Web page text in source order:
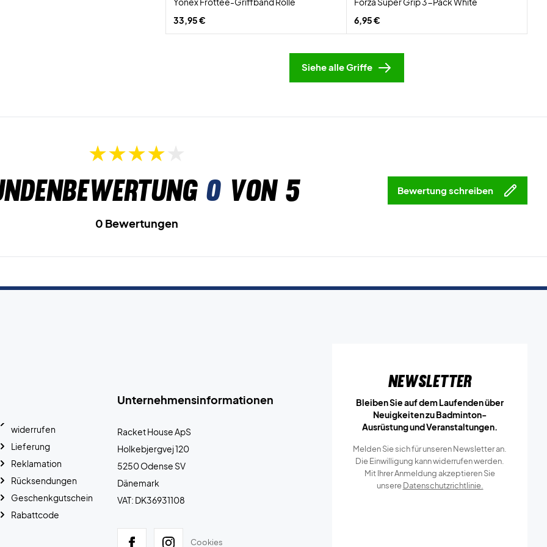
33,95 €
6,95 €
Siehe alle Griffe
0von 5 Bewertung schreiben
0 Bewertungen
Unternehmensinformationen
Racket House ApS
Holkebjergvej 120
5250 Odense SV
Dänemark
VAT: DK36931108
Cookies
widerrufen
Lieferung
Reklamation
Rücksendungen
Geschenkgutschein
Rabattcode
Newsletter
Bleiben Sie auf dem Laufenden über
Neuigkeiten zu Badminton-
Ausrüstung und Veranstaltungen.
Melden Sie sich für unseren Newsletter an.
Die Einwilligung kann widerrufen werden.
Mit Ihrer Anmeldung akzeptieren Sie
unsereDatenschutzrichtlinie.